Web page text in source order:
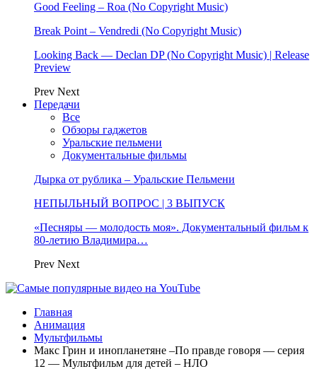
Good Feeling – Roa (No Copyright Music)
Break Point – Vendredi (No Copyright Music)
Looking Back — Declan DP (No Copyright Music) | Release
Preview
Prev Next
Передачи
Все
Обзоры гаджетов
Уральские пельмени
Документальные фильмы
Дырка от рублика – Уральские Пельмени
НЕПЫЛЬНЫЙ ВОПРОС | 3 ВЫПУСК
«Песняры — молодость моя». Документальный фильм к
80-летию Владимира…
Prev Next
Главная
Анимация
Мультфильмы
Макс Грин и инопланетяне –По правде говоря — серия
12 — Мультфильм для детей – НЛО